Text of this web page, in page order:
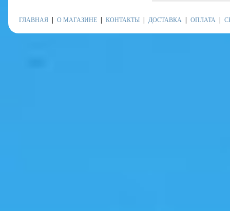
ГЛАВНАЯ О МАГАЗИНЕ КОНТАКТЫ ДОСТАВКА ОПЛАТА